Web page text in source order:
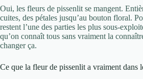
Oui, les fleurs de pissenlit se mangent.
cuites, des pétales jusqu’au bouton floral.
restent l’une des parties les plus sous-
qu’on connaît tous sans vraiment la
changer ça.
Ce que la fleur de pissenlit a vraiment dans